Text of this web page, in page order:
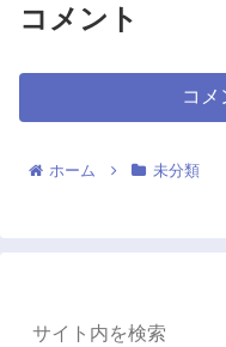
コメント
コメ
ホーム 未分類